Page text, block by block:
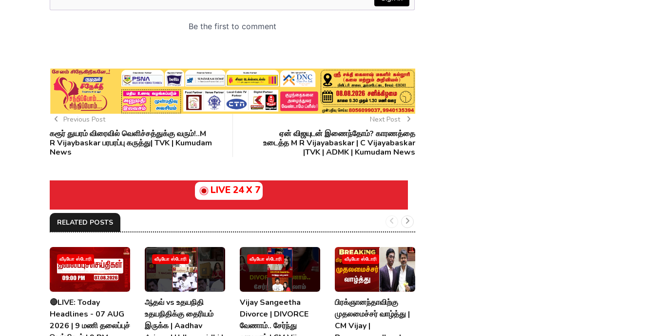
Previous Post
கரூர் துயரம் விரைவில் வெளிச்சத்துக்கு வரும்!..M
R Vijaybaskar பரபரப்பு கருத்து| TVK | Kumudam
News
Next Post
ஏன் விஜயுடன் இணைந்தோம்? காரணத்தை
உடைத்த M R Vijayabaskar | C Vijayabaskar
|TVK | ADMK | Kumudam News
LIVE 24 X 7
RELATED POSTS
வீடியோ ஸ்டோரி
🔴LIVE: Today
Headlines - 07 AUG
2026 | 9 மணி தலைப்புச்
வீடியோ ஸ்டோரி
ஆதவ் vs உதயநிதி
உதயநிதிக்கு தைரியம்
இருக்க | Aadhav
வீடியோ ஸ்டோரி
Vijay Sangeetha
Divorce | DIVORCE
வேணாம்.. சேர்ந்து
வீடியோ ஸ்டோரி
பிரக்ஞானந்தாவிற்கு
முதலமைச்சர் வாழ்த்து |
CM Vijay |